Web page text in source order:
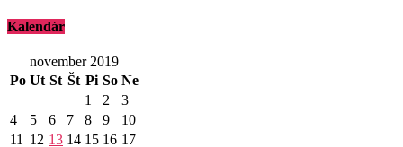
Kalendár
november 2019
Po Ut St Št Pi So Ne
1
2
3
4
5 6 7 8 9
10
11 12 13 14 15 16 17